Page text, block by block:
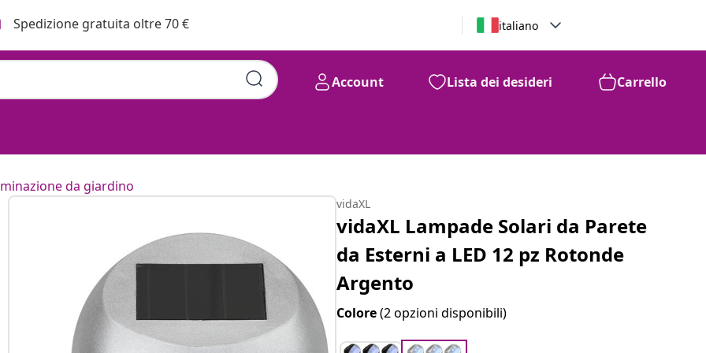
Spedizione gratuita oltre 70 € italiano
Account Lista dei desideri Carrello
da giardino
vidaXL
vidaXL Lampade Solari da Parete
da Esterni a LED 12 pz Rotonde
Argento
Colore(2 opzioni disponibili)